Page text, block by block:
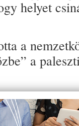
helyet
a
a